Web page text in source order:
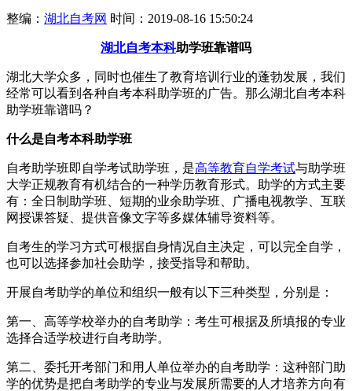
整编： 湖北自考网 时间：2019-08-16 15:50:24
湖北自考本科助学班靠谱吗
湖北大学众多，同时也催生了教育培训行业的蓬勃发展，我们
经常可以看到各种自考本科助学班的广告。那么湖北自考本科
助学班靠谱吗？
什么是自考本科助学班
自考助学班即自学考试助学班，是高等教育自学考试与助学班
大学正规教育有机结合的一种学历教育形式。助学的方式主要
有：全日制助学班、短期的业余助学班、广播电视教学、互联
网授课答疑、提供音像文字等多媒体辅导资料等。
自考生的学习方式可根据自身情况自主决定，可以完全自学，
也可以选择参加社会助学，接受指导和帮助。
开展自考助学的单位和组织一般有以下三种类型，分别是：
第一、高等学校举办的自考助学：考生可根据及所填报的专业
选择合适学校进行自考助学。
第二、委托开考部门和用人单位举办的自考助学：这种部门助
学的优势是把自考助学的专业与发展所需要的人才培养方向有